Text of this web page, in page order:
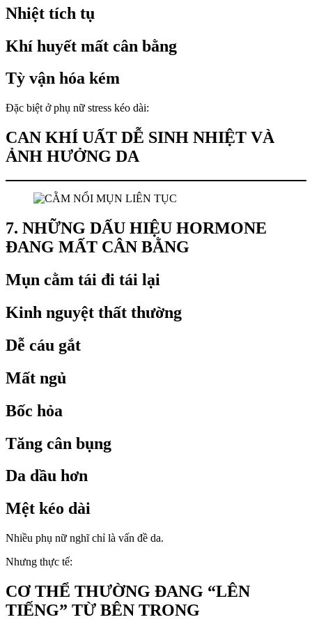
Nhiệt tích tụ
Khí huyết mất cân bằng
Tỳ vận hóa kém
Đặc biệt ở phụ nữ stress kéo dài:
CAN KHÍ UẤT DỄ SINH NHIỆT VÀ
ẢNH HƯỞNG DA
7. NHỮNG DẤU HIỆU HORMONE
ĐANG MẤT CÂN BẰNG
Mụn cằm tái đi tái lại
Kinh nguyệt thất thường
Dễ cáu gắt
Mất ngủ
Bốc hỏa
Tăng cân bụng
Da dầu hơn
Mệt kéo dài
Nhiều phụ nữ nghĩ chỉ là vấn đề da.
Nhưng thực tế:
CƠ THỂ THƯỜNG ĐANG “LÊN
TIẾNG” TỪ BÊN TRONG